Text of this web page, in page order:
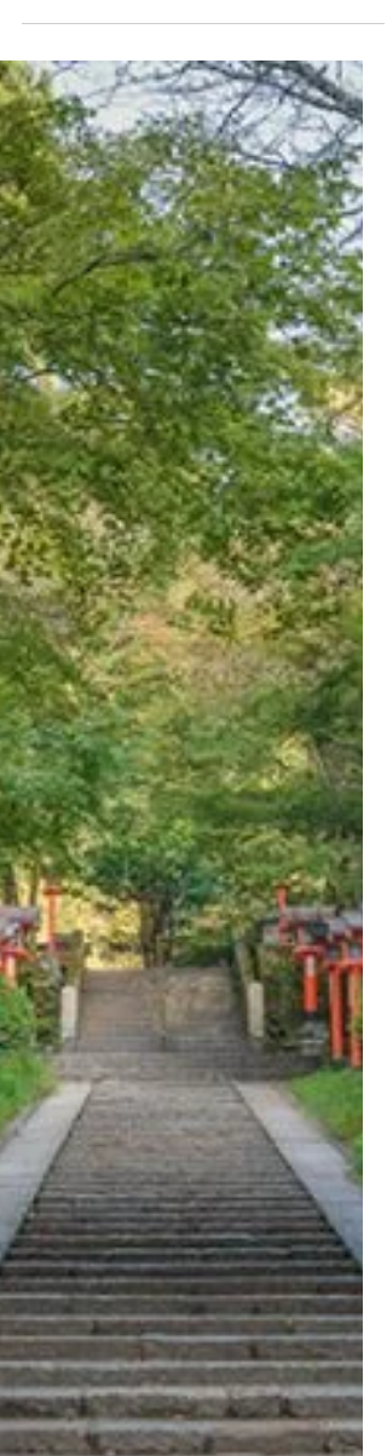
Tornando-se uma Licensed
Reiki Master Teacher - Um
Marco para a Comunidade
Reikiana Brasileira
Notícia: Su Mach'ado, Primeira Mestre de
Reiki Brasileira Licensed Reiki Master
Teacher junto ao The International Center for
Reiki Training